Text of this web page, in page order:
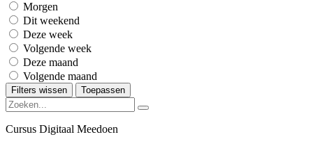
Morgen
Dit weekend
Deze week
Volgende week
Deze maand
Volgende maand
Filters wissen Toepassen
Cursus Digitaal Meedoen